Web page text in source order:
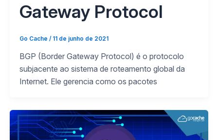
Gateway Protocol
Go Cache / 11 de junho de 2021
BGP (Border Gateway Protocol) é o protocolo
subjacente ao sistema de roteamento global da
Internet. Ele gerencia como os pacotes